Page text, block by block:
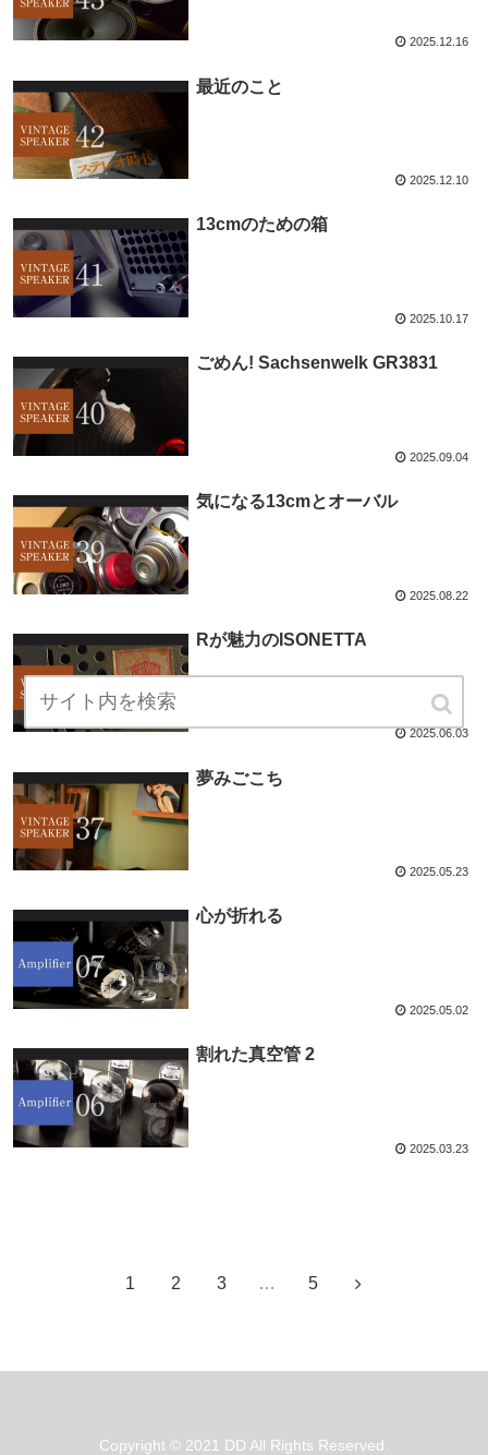
2025.12.16
最近のこと
2025.12.10
13cmのための箱
2025.10.17
ごめん! Sachsenwelk GR3831
2025.09.04
気になる13cmとオーバル
2025.08.22
Rが魅力のISONETTA
2025.06.03
夢みごこち
2025.05.23
心が折れる
2025.05.02
割れた真空管 2
2025.03.23
1 2 3 … 5
Copyright © 2021 DD All Rights Reserved.